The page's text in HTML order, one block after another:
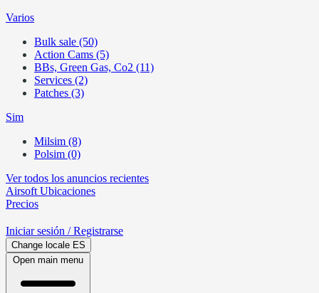
Varios
Bulk sale (50)
Action Cams (5)
BBs, Green Gas, Co2 (11)
Services (2)
Patches (3)
Sim
Milsim (8)
Polsim (0)
Ver todos los anuncios recientes
Airsoft Ubicaciones
Precios
Iniciar sesión / Registrarse
Change locale ES
Open main menu